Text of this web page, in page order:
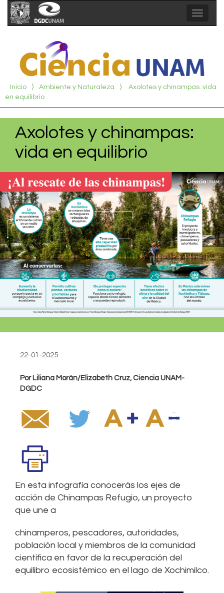
Toggle
Inicio ⟩ Ambiente y Naturaleza ⟩
Axolotes y chinampas: vida
en equilibrio
Axolotes y chinampas:
vida en equilibrio
22-01-2025
Por Liliana Morán/Elizabeth Cruz, Ciencia UNAM-
DGDC
En esta infografía conocerás los ejes de
acción de Chinampas Refugio, un proyecto
que une a
chinamperos, pescadores, autoridades,
población local y miembros de la comunidad
científica en favor de la recuperación del
equilibro ecosistémico en el lago de Xochimilco.